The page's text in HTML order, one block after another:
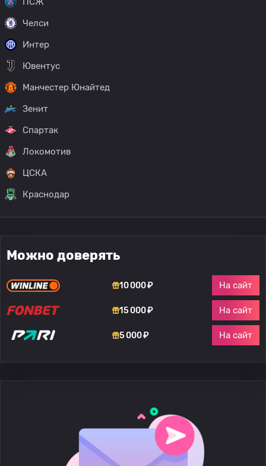
Челси
Интер
Ювентус
Манчестер Юнайтед
Зенит
Спартак
Локомотив
ЦСКА
Краснодар
Можно доверять
10 000 ₽ На сайт
15 000 ₽ На сайт
5 000 ₽ На сайт